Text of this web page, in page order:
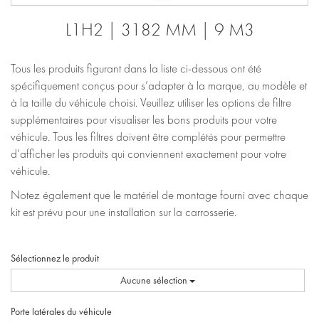
L1H2 | 3182 MM | 9 M3
Tous les produits figurant dans la liste ci-dessous ont été
spécifiquement conçus pour s’adapter à la marque, au modèle et
à la taille du véhicule choisi. Veuillez utiliser les options de filtre
supplémentaires pour visualiser les bons produits pour votre
véhicule. Tous les filtres doivent être complétés pour permettre
d’afficher les produits qui conviennent exactement pour votre
véhicule.
Notez également que le matériel de montage fourni avec chaque
kit est prévu pour une installation sur la carrosserie.
Sélectionnez le produit
Aucune sélection
Porte latérales du véhicule